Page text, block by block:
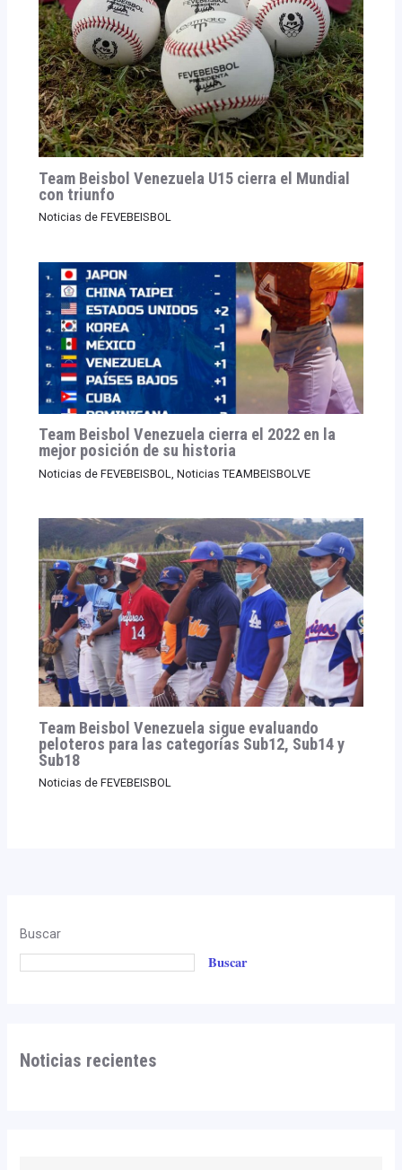
Team Beisbol Venezuela U15 cierra el Mundial
con triunfo
Noticias de FEVEBEISBOL
Team Beisbol Venezuela cierra el 2022 en la
mejor posición de su historia
Noticias de FEVEBEISBOL Noticias TEAMBEISBOLVE
Team Beisbol Venezuela sigue evaluando
peloteros para las categorías Sub12, Sub14 y
Sub18
Noticias de FEVEBEISBOL
Buscar
Buscar
Noticias recientes